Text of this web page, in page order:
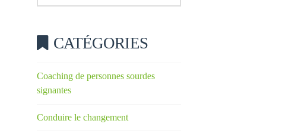
CATÉGORIES
Coaching de personnes sourdes
signantes
Conduire le changement